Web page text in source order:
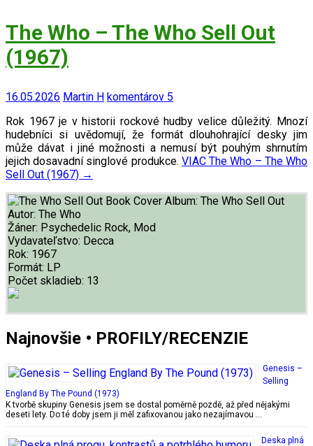
The Who – The Who Sell Out
(1967)
16.05.2026 Martin H komentárov 5
Rok 1967 je v historii rockové hudby velice důležitý. Mnozí
hudebníci si uvědomují, že formát dlouhohrající desky jim
může dávat i jiné možnosti a nemusí být pouhým shrnutím
jejich dosavadní singlové produkce. VIACThe Who – The Who
Sell Out (1967) →
Album: The Who Sell Out
Autor: The Who
Žáner: Psychedelic Rock, Mod
Vydavateľstvo: Decca
Rok: 1967
Formát: LP
Počet skladieb: 13
Najnovšie • PROFILY/RECENZIE
Genesis –
Selling
England By The Pound (1973)
K tvorbě skupiny Genesis jsem se dostal poměrně pozdě, až před nějakými
deseti lety. Do té doby jsem ji měl zafixovanou jako nezajímavou …
Deska plná